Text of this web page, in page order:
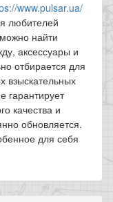
www.pulsar.ua/
любителей
найти
аксессуары и
отбирается для
взыскательных
гарантирует
качества и
обновляется.
для себя